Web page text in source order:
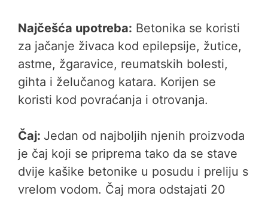
Najčešća upotreba: Betonika se koristi
za jačanje živaca kod epilepsije, žutice,
astme, žgaravice, reumatskih bolesti,
gihta i želučanog katara. Korijen se
koristi kod povraćanja i otrovanja.
Čaj: Jedan od najboljih njenih proizvoda
je čaj koji se priprema tako da se stave
dvije kašike betonike u posudu i preliju s
vrelom vodom. Čaj mora odstajati 20